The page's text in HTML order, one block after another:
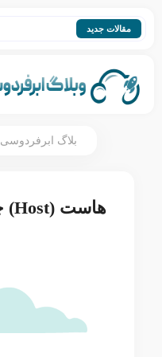
مقالات جدید
بلاگ ابرفردوسی
هاست (Host) چیست؟ راهنمای کامل و نکات خرید